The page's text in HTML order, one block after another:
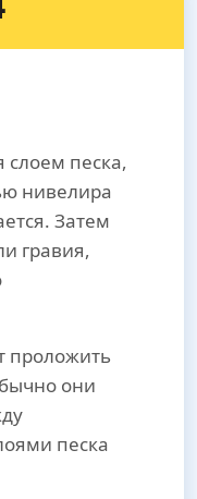
слоем песка,
нивелира
Затем
гравия,
проложить
они
песка